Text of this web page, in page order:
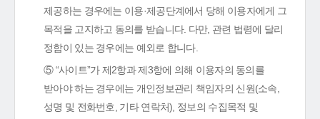
제공하는 경우에는 이용·제공단계에서 당해 이용자에게 그
목적을 고지하고 동의를 받습니다. 다만, 관련 법령에 달리
정함이 있는 경우에는 예외로 합니다.
⑤ “사이트”가 제2항과 제3항에 의해 이용자의 동의를
받아야 하는 경우에는 개인정보관리 책임자의 신원(소속,
성명 및 전화번호, 기타 연락처), 정보의 수집목적 및